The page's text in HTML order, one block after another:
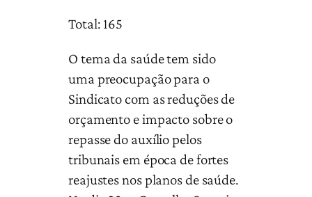
Total: 165
O tema da saúde tem sido
uma preocupação para o
Sindicato com as reduções de
orçamento e impacto sobre o
repasse do auxílio pelos
tribunais em época de fortes
reajustes nos planos de saúde.